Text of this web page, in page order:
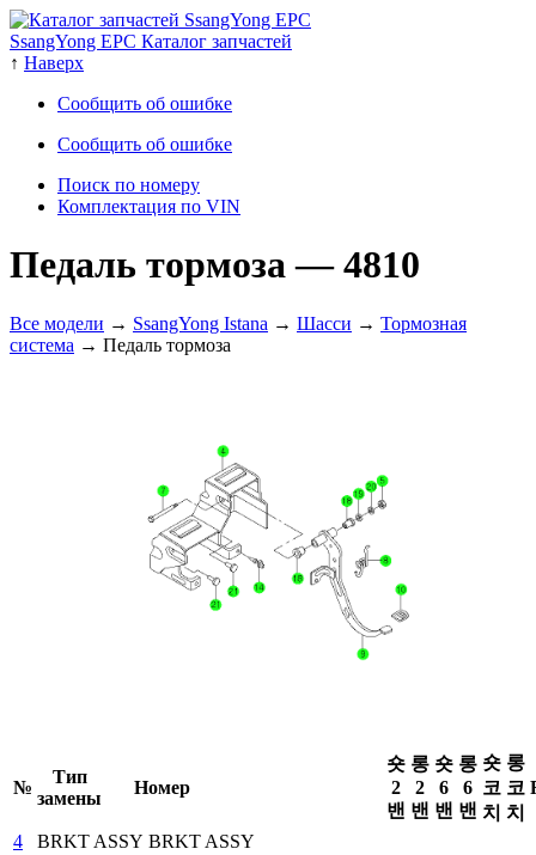
SsangYong EPC Каталог запчастей
↑ Наверх
Сообщить об ошибке
Сообщить об ошибке
Поиск по номеру
Комплектация по VIN
Педаль тормоза— 4810
Все модели → SsangYong Istana → Шасси → Тормозная
система → Педаль тормоза
№
Тип
замены
Номер
숏
2
밴
롱
2
밴
숏
6
밴
롱
6
밴
숏
코
치
롱
코
치
4 BRKT ASSY BRKT ASSY